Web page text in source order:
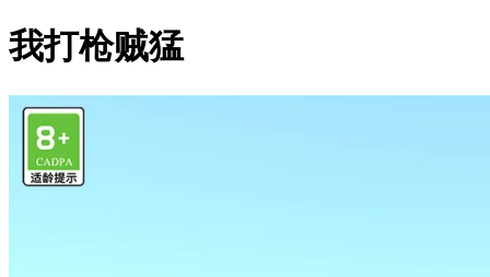
我打枪贼猛